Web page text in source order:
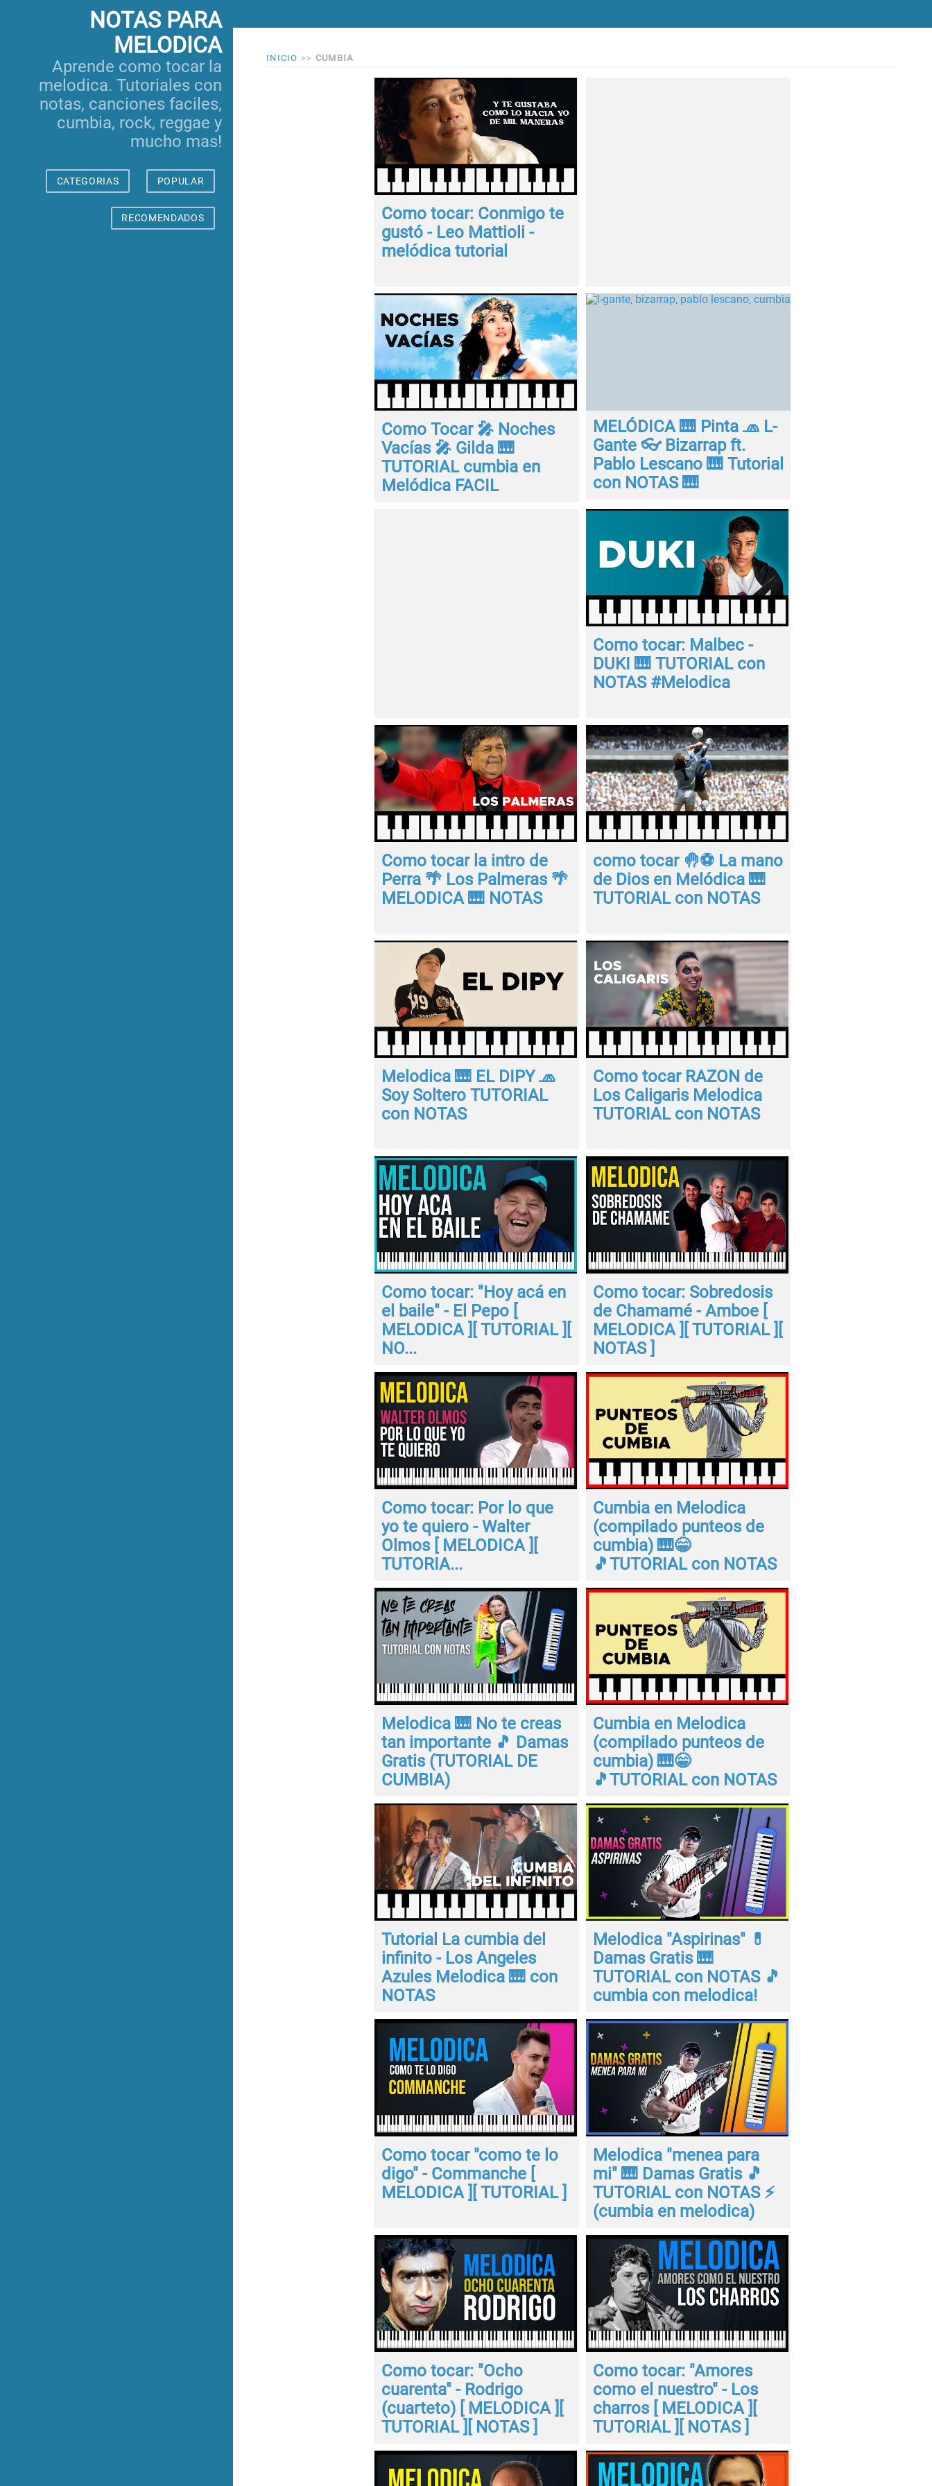
NOTAS PARA
MELODICA
Aprende como tocar la
melodica. Tutoriales con
notas, canciones faciles,
cumbia, rock, reggae y
mucho mas!
CATEGORIAS POPULAR
RECOMENDADOS
INICIO >> CUMBIA
Como tocar: Conmigo te
gustó - Leo Mattioli -
melódica tutorial
Como Tocar 🎤 Noches
Vacías 🎤 Gilda 🎹
TUTORIAL cumbia en
Melódica FACIL
MELÓDICA 🎹 Pinta 🧢 L-
Gante 👓 Bizarrap ft.
Pablo Lescano 🎹 Tutorial
con NOTAS 🎹
Como tocar: Malbec -
DUKI 🎹 TUTORIAL con
NOTAS #Melodica
Como tocar la intro de
Perra 🌴 Los Palmeras 🌴
MELODICA 🎹 NOTAS
como tocar 🤚⚽ La mano
de Dios en Melódica 🎹
TUTORIAL con NOTAS
Melodica 🎹 EL DIPY 🧢
Soy Soltero TUTORIAL
con NOTAS
Como tocar RAZON de
Los Caligaris Melodica
TUTORIAL con NOTAS
Como tocar: "Hoy acá en
el baile" - El Pepo [
MELODICA ][ TUTORIAL ][
NO...
Como tocar: Sobredosis
de Chamamé - Amboe [
MELODICA ][ TUTORIAL ][
NOTAS ]
Como tocar: Por lo que
yo te quiero - Walter
Olmos [ MELODICA ][
TUTORIA...
Cumbia en Melodica
(compilado punteos de
cumbia) 🎹😁
🎵TUTORIAL con NOTAS
Melodica 🎹 No te creas
tan importante 🎵 Damas
Gratis (TUTORIAL DE
CUMBIA)
Cumbia en Melodica
(compilado punteos de
cumbia) 🎹😁
🎵TUTORIAL con NOTAS
Tutorial La cumbia del
infinito - Los Angeles
Azules Melodica 🎹 con
NOTAS
Melodica "Aspirinas" 💊
Damas Gratis 🎹
TUTORIAL con NOTAS 🎵
cumbia con melodica!
Como tocar "como te lo
digo" - Commanche [
MELODICA ][ TUTORIAL ]
Melodica "menea para
mi" 🎹 Damas Gratis 🎵
TUTORIAL con NOTAS ⚡
(cumbia en melodica)
Como tocar: "Ocho
cuarenta" - Rodrigo
(cuarteto) [ MELODICA ][
TUTORIAL ][ NOTAS ]
Como tocar: "Amores
como el nuestro" - Los
charros [ MELODICA ][
TUTORIAL ][ NOTAS ]